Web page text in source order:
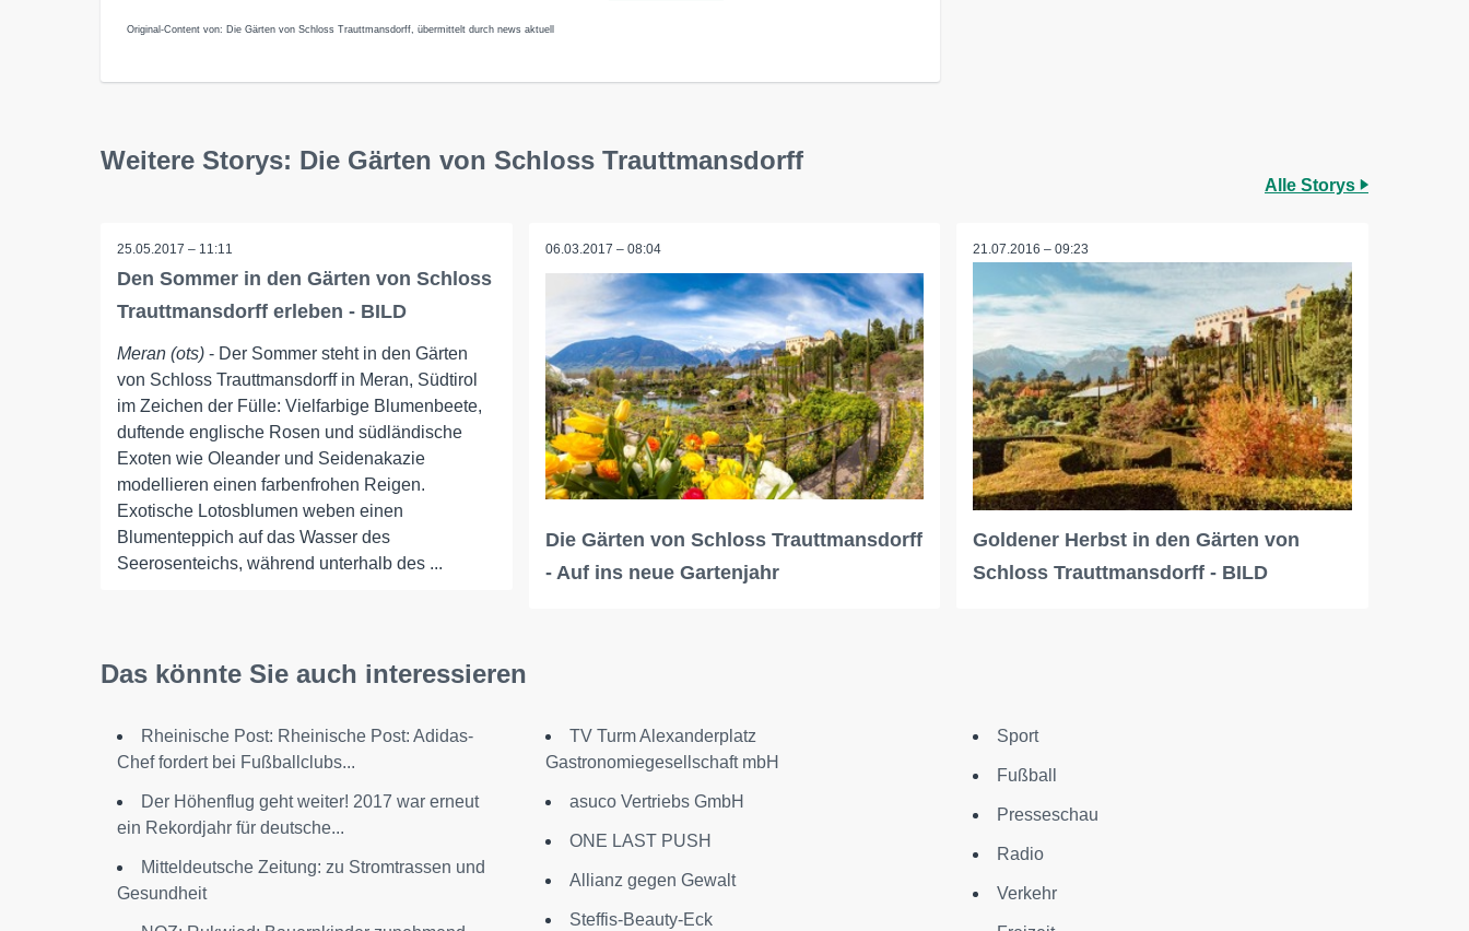
Original-Content von: Die Gärten von Schloss Trauttmansdorff, übermittelt durch news aktuell
Weitere Storys: Die Gärten von Schloss Trauttmansdorff
Alle Storys
25.05.2017 – 11:11
Den Sommer in den Gärten von Schloss
Trauttmansdorff erleben - BILD
Meran (ots) - Der Sommer steht in den Gärten
von Schloss Trauttmansdorff in Meran, Südtirol
im Zeichen der Fülle: Vielfarbige Blumenbeete,
duftende englische Rosen und südländische
Exoten wie Oleander und Seidenakazie
modellieren einen farbenfrohen Reigen.
Exotische Lotosblumen weben einen
Blumenteppich auf das Wasser des
Seerosenteichs, während unterhalb des ...
06.03.2017 – 08:04
Die Gärten von Schloss Trauttmansdorff
- Auf ins neue Gartenjahr
21.07.2016 – 09:23
Goldener Herbst in den Gärten von
Schloss Trauttmansdorff - BILD
Das könnte Sie auch interessieren
Rheinische Post: Rheinische Post: Adidas-
Chef fordert bei Fußballclubs...
Der Höhenflug geht weiter! 2017 war erneut
ein Rekordjahr für deutsche...
Mitteldeutsche Zeitung: zu Stromtrassen und
Gesundheit
TV Turm Alexanderplatz
Gastronomiegesellschaft mbH
asuco Vertriebs GmbH
ONE LAST PUSH
Allianz gegen Gewalt
Steffis-Beauty-Eck
Sport
Fußball
Presseschau
Radio
Verkehr